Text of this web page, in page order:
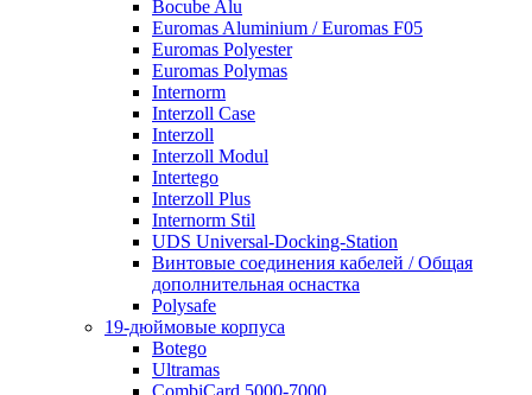
Bocube Alu
Euromas Aluminium / Euromas F05
Euromas Polyester
Euromas Polymas
Internorm
Interzoll Case
Interzoll
Interzoll Modul
Intertego
Interzoll Plus
Internorm Stil
UDS Universal-Docking-Station
Винтовые соединения кабелей / Общая
дополнительная оснастка
Polysafe
19-дюймовые корпуса
Botego
Ultramas
CombiCard 5000-7000